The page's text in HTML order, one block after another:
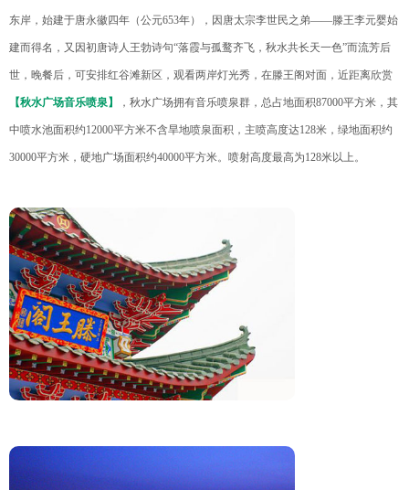
东岸，始建于唐永徽四年（公元653年），因唐太宗李世民之弟——滕王李元婴始
建而得名，又因初唐诗人王勃诗句“落霞与孤鹜齐飞，秋水共长天一色”而流芳后
世，晚餐后，可安排红谷滩新区，观看两岸灯光秀，在滕王阁对面，近距离欣赏
【秋水广场音乐喷泉】 ，秋水广场拥有音乐喷泉群，总占地面积87000平方米，其
中喷水池面积约12000平方米不含旱地喷泉面积，主喷高度达128米，绿地面积约
30000平方米，硬地广场面积约40000平方米。喷射高度最高为128米以上。